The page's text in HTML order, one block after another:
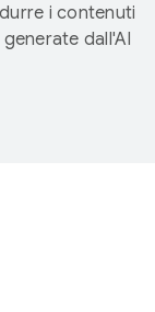
i contenuti
dall'AI